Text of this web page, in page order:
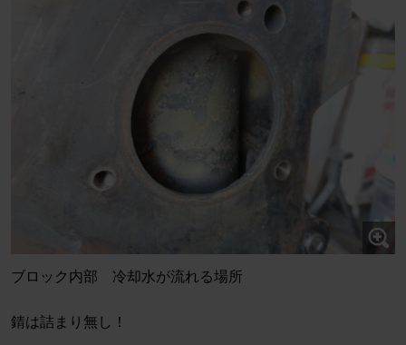
ブロック内部 冷却水が流れる場所
錆は詰まり無し！